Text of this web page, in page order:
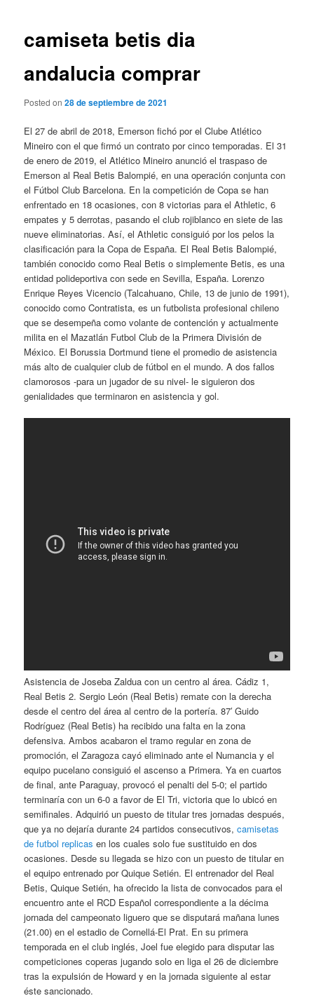
camiseta betis dia
andalucia comprar
Posted on28 de septiembre de 2021
El 27 de abril de 2018, Emerson fichó por el Clube Atlético
Mineiro con el que firmó un contrato por cinco temporadas. El 31
de enero de 2019, el Atlético Mineiro anunció el traspaso de
Emerson al Real Betis Balompié, en una operación conjunta con
el Fútbol Club Barcelona. En la competición de Copa se han
enfrentado en 18 ocasiones, con 8 victorias para el Athletic, 6
empates y 5 derrotas, pasando el club rojiblanco en siete de las
nueve eliminatorias. Así, el Athletic consiguió por los pelos la
clasificación para la Copa de España. El Real Betis Balompié,
también conocido como Real Betis o simplemente Betis, es una
entidad polideportiva con sede en Sevilla, España. Lorenzo
Enrique Reyes Vicencio (Talcahuano, Chile, 13 de junio de 1991),
conocido como Contratista, es un futbolista profesional chileno
que se desempeña como volante de contención y actualmente
milita en el Mazatlán Futbol Club de la Primera División de
México. El Borussia Dortmund tiene el promedio de asistencia
más alto de cualquier club de fútbol en el mundo. A dos fallos
clamorosos -para un jugador de su nivel- le siguieron dos
genialidades que terminaron en asistencia y gol.
Asistencia de Joseba Zaldua con un centro al área. Cádiz 1,
Real Betis 2. Sergio León (Real Betis) remate con la derecha
desde el centro del área al centro de la portería. 87′ Guido
Rodríguez (Real Betis) ha recibido una falta en la zona
defensiva. Ambos acabaron el tramo regular en zona de
promoción, el Zaragoza cayó eliminado ante el Numancia y el
equipo pucelano consiguió el ascenso a Primera. Ya en cuartos
de final, ante Paraguay, provocó el penalti del 5-0; el partido
terminaría con un 6-0 a favor de El Tri, victoria que lo ubicó en
semifinales. Adquirió un puesto de titular tres jornadas después,
que ya no dejaría durante 24 partidos consecutivos,camisetas
de futbol replicas en los cuales solo fue sustituido en dos
ocasiones. Desde su llegada se hizo con un puesto de titular en
el equipo entrenado por Quique Setién. El entrenador del Real
Betis, Quique Setién, ha ofrecido la lista de convocados para el
encuentro ante el RCD Español correspondiente a la décima
jornada del campeonato liguero que se disputará mañana lunes
(21.00) en el estadio de Cornellá-El Prat. En su primera
temporada en el club inglés, Joel fue elegido para disputar las
competiciones coperas jugando solo en liga el 26 de diciembre
tras la expulsión de Howard y en la jornada siguiente al estar
éste sancionado.